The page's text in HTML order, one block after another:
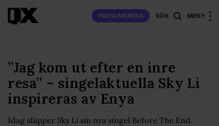
PRENUMERERA SÖK MENY
”Jag kom ut efter en inre
resa” – singelaktuella Sky Li
inspireras av Enya
Idag släpper Sky Li sin nya singel Before The End.